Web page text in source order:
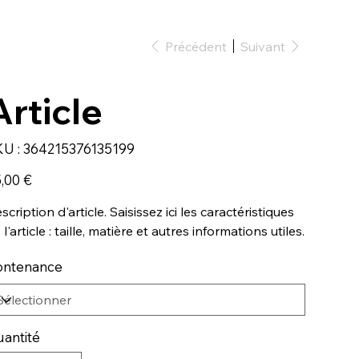
Précédent Suivant
: SKU
364215376135199
364215376135199
€
d'article. Saisissez ici les caractéristiques
l'article : taille, matière et autres informations utiles.